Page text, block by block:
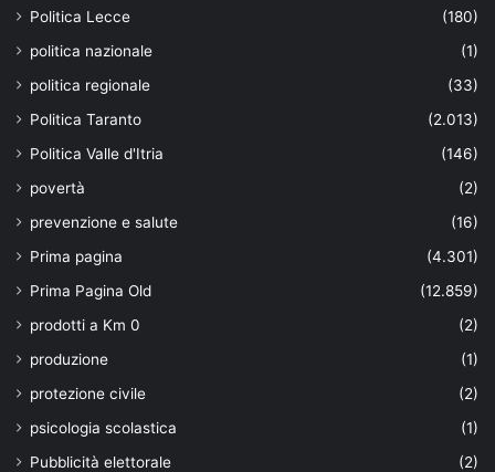
Politica Lecce
(180)
politica nazionale
(1)
politica regionale
(33)
Politica Taranto
(2.013)
Politica Valle d'Itria
(146)
povertà
(2)
prevenzione e salute
(16)
Prima pagina
(4.301)
Prima Pagina Old
(12.859)
prodotti a Km 0
(2)
produzione
(1)
protezione civile
(2)
psicologia scolastica
(1)
Pubblicità elettorale
(2)